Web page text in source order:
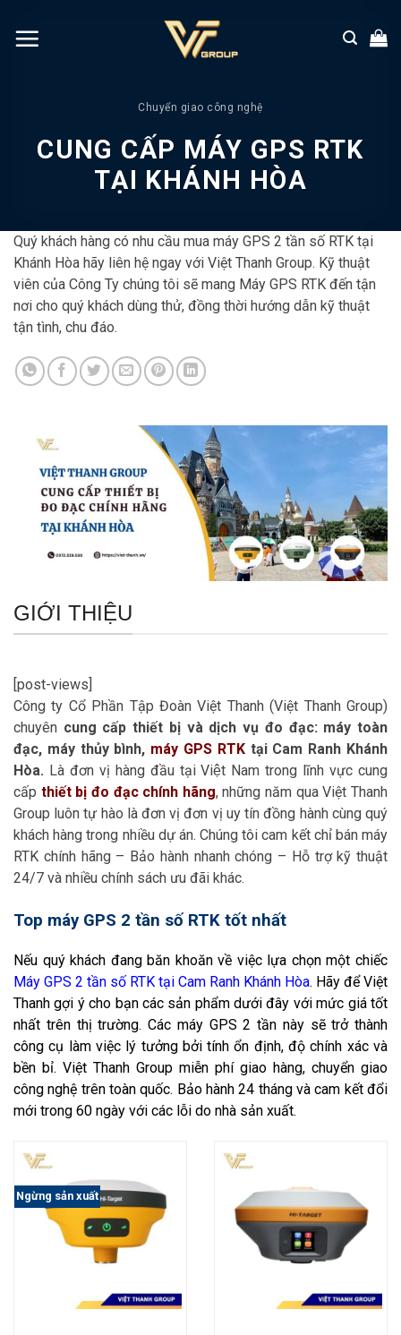
đến
nội
Chuyển giao công nghệ
CUNG CẤP MÁY GPS RTK
TẠI KHÁNH HÒA
Quý khách hàng có nhu cầu mua máy GPS 2 tần số RTK tại
Khánh Hòa hãy liên hệ ngay với Việt Thanh Group. Kỹ thuật
viên của Công Ty chúng tôi sẽ mang Máy GPS RTK đến tận
nơi cho quý khách dùng thử, đồng thời hướng dẫn kỹ thuật
tận tình, chu đáo.
GIỚI THIỆU
[post-views]
Công ty Cổ Phần Tập Đoàn Việt Thanh (Việt Thanh Group)
chuyên cung cấp thiết bị và dịch vụ đo đạc: máy toàn
đạc, máy thủy bình, máy GPS RTKtại Cam Ranh Khánh
Hòa. Là đơn vị hàng đầu tại Việt Nam trong lĩnh vực cung
cấp thiết bị đo đạc chính hãng, những năm qua Việt Thanh
Group luôn tự hào là đơn vị đơn vị uy tín đồng hành cùng quý
khách hàng trong nhiều dự án. Chúng tôi cam kết chỉ bán máy
RTK chính hãng – Bảo hành nhanh chóng – Hỗ trợ kỹ thuật
24/7 và nhiều chính sách ưu đãi khác.
Top máy GPS 2 tần số RTK tốt nhất
Nếu quý khách đang băn khoăn về việc lựa chọn một chiếc
Máy GPS 2 tần số RTK tại Cam Ranh Khánh Hòa. Hãy để Việt
Thanhgợi ý cho bạn các sản phẩm dưới đây với mức giá tốt
nhất trên thị trường. Các máy GPS 2 tần này sẽ trở thành
công cụ làm việc lý tưởng bởi tính ổn định, độ chính xác và
bền bỉ. Việt Thanh Group miễn phí giao hàng, chuyển giao
công nghệ trên toàn quốc. Bảo hành 24 tháng và cam kết đổi
mới trong 60 ngày với các lỗi do nhà sản xuất.
Ngừng sản xuất